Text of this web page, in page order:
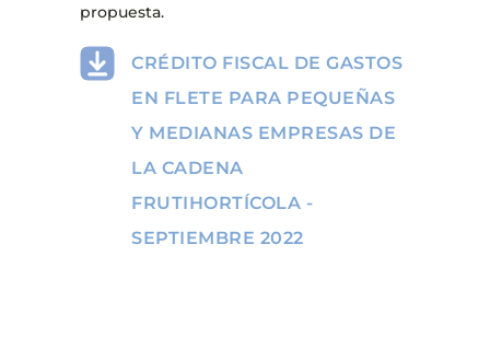
propuesta.
CRÉDITO FISCAL DE GASTOS
EN FLETE PARA PEQUEÑAS
Y MEDIANAS EMPRESAS DE
LA CADENA
FRUTIHORTÍCOLA -
SEPTIEMBRE 2022